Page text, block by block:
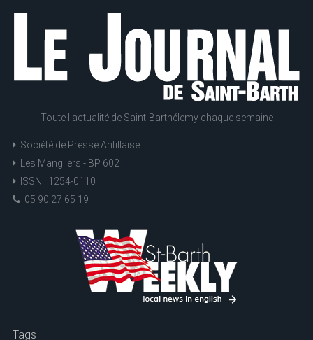
Toute l'actualité de Saint-Barthélemy chaque semaine
Société de Presse Antillaise
Les Mangliers - BP 602
ISSN : 1254-0110
05 90 27 65 19
Tags